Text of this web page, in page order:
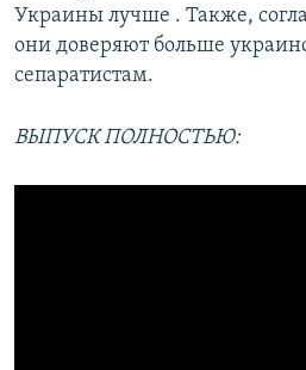
Украины лучше . Также,
они доверяют больше
сепаратистам.
ВЫПУСК ПОЛНОСТЬЮ: